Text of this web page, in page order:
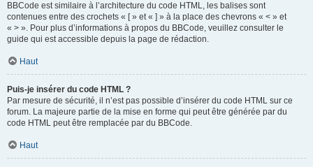
BBCode est similaire à l’architecture du code HTML, les balises sont
contenues entre des crochets « [ » et « ] » à la place des chevrons « < » et
« > ». Pour plus d’informations à propos du BBCode, veuillez consulter le
guide qui est accessible depuis la page de rédaction.
Haut
Puis-je insérer du code HTML ?
Par mesure de sécurité, il n’est pas possible d’insérer du code HTML sur ce
forum. La majeure partie de la mise en forme qui peut être générée par du
code HTML peut être remplacée par du BBCode.
Haut